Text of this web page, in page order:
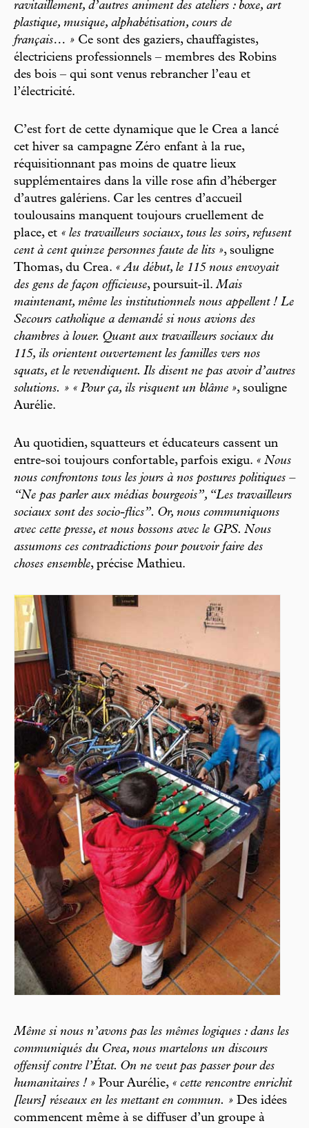
ravitaillement, d’autres animent des ateliers : boxe, art
plastique, musique, alphabétisation, cours de
français… » Ce sont des gaziers, chauffagistes,
électriciens professionnels – membres des Robins
des bois – qui sont venus rebrancher l’eau et
l’électricité.
C’est fort de cette dynamique que le Crea a lancé
cet hiver sa campagne Zéro enfant à la rue,
réquisitionnant pas moins de quatre lieux
supplémentaires dans la ville rose afin d’héberger
d’autres galériens. Car les centres d’accueil
toulousains manquent toujours cruellement de
place, et « les travailleurs sociaux, tous les soirs, refusent
cent à cent quinze personnes faute de lits », souligne
Thomas, du Crea. « Au début, le 115 nous envoyait
des gens de façon officieuse, poursuit-il.Mais
maintenant, même les institutionnels nous appellent ! Le
Secours catholique a demandé si nous avions des
chambres à louer. Quant aux travailleurs sociaux du
115, ils orientent ouvertement les familles vers nos
squats, et le revendiquent. Ils disent ne pas avoir d’autres
solutions. » « Pour ça, ils risquent un blâme », souligne
Aurélie.
Au quotidien, squatteurs et éducateurs cassent un
entre-soi toujours confortable, parfois exigu. « Nous
nous confrontons tous les jours à nos postures politiques –
“Ne pas parler aux médias bourgeois”, “Les travailleurs
sociaux sont des socio-flics”. Or, nous communiquons
avec cette presse, et nous bossons avec le GPS. Nous
assumons ces contradictions pour pouvoir faire des
choses ensemble, précise Mathieu.
Même si nous n’avons pas les mêmes logiques : dans les
communiqués du Crea, nous martelons un discours
offensif contre l’État. On ne veut pas passer pour des
humanitaires ! » Pour Aurélie, « cette rencontre enrichit
[leurs] réseaux en les mettant en commun. » Des idées
commencent même à se diffuser d’un groupe à